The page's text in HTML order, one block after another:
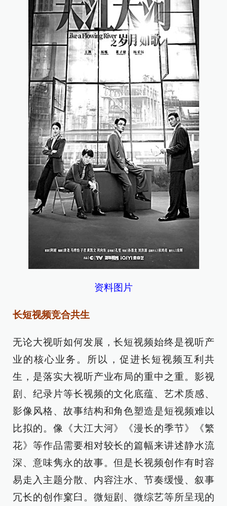
资料图片
长短视频竞合共生
无论大视听如何发展，长短视频始终是视听产
业的核心业务。所以，促进长短视频互利共
生，是落实大视听产业布局的重中之重。影视
剧、纪录片等长视频的文化底蕴、艺术质感、
影像风格、故事结构和角色塑造是短视频难以
比拟的。像《大江大河》《漫长的季节》《繁
花》等作品需要相对较长的篇幅来讲述静水流
深、意味隽永的故事。但是长视频创作有时容
易走入主题分散、内容注水、节奏缓慢、叙事
冗长的创作窠臼。微短剧、微综艺等所呈现的